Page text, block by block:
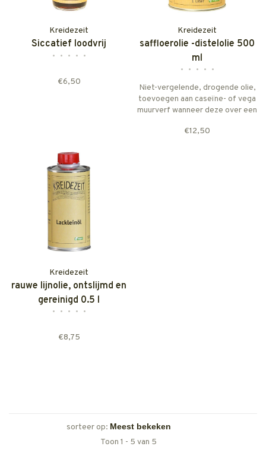
Kreidezeit
Siccatief loodvrij
• • • • •
€6,50
Kreidezeit
saffloerolie -distelolie 500
ml
• • • • •
Niet-vergelende, drogende olie,
toevoegen aan caseïne- of vega
muurverf wanneer deze over een
aangebracht.
€12,50
Kreidezeit
rauwe lijnolie, ontslijmd en
gereinigd 0.5 l
• • • • •
€8,75
sorteer op:
Toon 1 - 5 van 5